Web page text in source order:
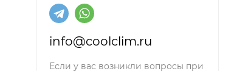
info@coolclim.ru
Если у вас возникли вопросы при